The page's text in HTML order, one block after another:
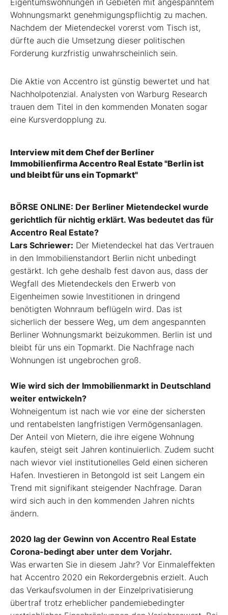
Eigentumswohnungen in Gebieten mit angespanntem
Wohnungsmarkt genehmigungspflichtig zu machen.
Nachdem der Mietendeckel vorerst vom Tisch ist,
dürfte auch die Umsetzung dieser politischen
Forderung kurzfristig unwahrscheinlich sein.
Die Aktie von Accentro ist günstig bewertet und hat
Nachholpotenzial. Analysten von Warburg Research
trauen dem Titel in den kommenden Monaten sogar
eine Kursverdopplung zu.
Interview mit dem Chef der Berliner
Immobilienfirma Accentro Real Estate "Berlin ist
und bleibt für uns ein Topmarkt"
BÖRSE ONLINE: Der Berliner Mietendeckel wurde
gerichtlich für nichtig erklärt. Was bedeutet das für
Accentro Real Estate?
Lars Schriewer: Der Mietendeckel hat das Vertrauen
in den Immobilienstandort Berlin nicht unbedingt
gestärkt. Ich gehe deshalb fest davon aus, dass der
Wegfall des Mietendeckels den Erwerb von
Eigenheimen sowie Investitionen in dringend
benötigten Wohnraum beflügeln wird. Das ist
sicherlich der bessere Weg, um dem angespannten
Berliner Wohnungsmarkt beizukommen. Berlin ist und
bleibt für uns ein Topmarkt. Die Nachfrage nach
Wohnungen ist ungebrochen groß.
Wie wird sich der Immobilienmarkt in Deutschland
weiter entwickeln?
Wohneigentum ist nach wie vor eine der sichersten
und rentabelsten langfristigen Vermögensanlagen.
Der Anteil von Mietern, die ihre eigene Wohnung
kaufen, steigt seit Jahren kontinuierlich. Zudem sucht
nach wievor viel institutionelles Geld einen sicheren
Hafen. Investieren in Betongold ist seit Langem ein
Trend mit signifikant steigender Nachfrage. Daran
wird sich auch in den kommenden Jahren nichts
ändern.
2020 lag der Gewinn von Accentro Real Estate
Corona-bedingt aber unter dem Vorjahr.
Was erwarten Sie in diesem Jahr? Vor Einmaleffekten
hat Accentro 2020 ein Rekordergebnis erzielt. Auch
das Verkaufsvolumen in der Einzelprivatisierung
übertraf trotz erheblicher pandemiebedingter